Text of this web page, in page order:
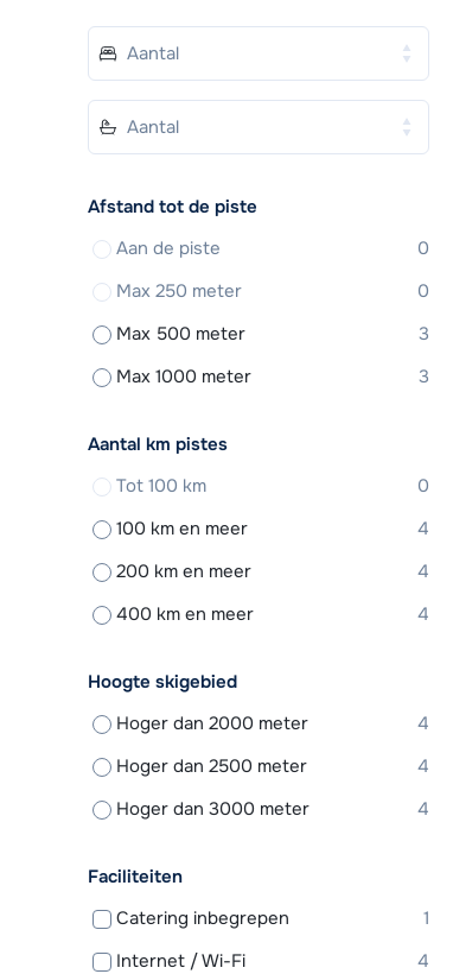
Afstand tot de piste
Aan de piste
0
Max 250 meter
0
Max 500 meter
3
Max 1000 meter
3
Aantal km pistes
Tot 100 km
0
100 km en meer
4
200 km en meer
4
400 km en meer
4
Hoogte skigebied
Hoger dan 2000 meter
4
Hoger dan 2500 meter
4
Hoger dan 3000 meter
4
Faciliteiten
Catering inbegrepen
1
Internet / Wi-Fi
4